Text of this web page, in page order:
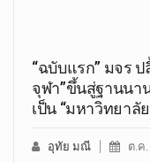
“ฉบับแรก” มจร ป
จุฬา”ขึ้นสู่ฐานนา
เป็น “มหาวิทยาลั
อุทัย มณี ต.ค.